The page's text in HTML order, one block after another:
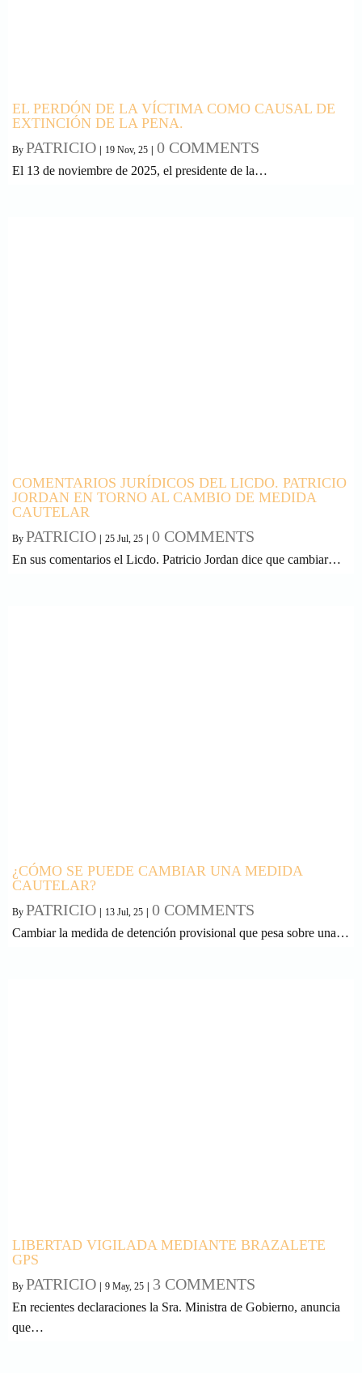
EL PERDÓN DE LA VÍCTIMA COMO CAUSAL DE
EXTINCIÓN DE LA PENA.
By PATRICIO 19 Nov, 25 0 COMMENTS
El 13 de noviembre de 2025, el presidente de la…
COMENTARIOS JURÍDICOS DEL LICDO. PATRICIO
JORDAN EN TORNO AL CAMBIO DE MEDIDA
CAUTELAR
By PATRICIO | 25 Jul, 25 | 0 COMMENTS
En sus comentarios el Licdo. Patricio Jordan dice que cambiar…
¿CÓMO SE PUEDE CAMBIAR UNA MEDIDA
CAUTELAR?
By PATRICIO 13 Jul, 25 0 COMMENTS
Cambiar la medida de detención provisional que pesa sobre una…
LIBERTAD VIGILADA MEDIANTE BRAZALETE
GPS
By PATRICIO | 9 May, 25 | 3 COMMENTS
En recientes declaraciones la Sra. Ministra de Gobierno, anuncia
que…